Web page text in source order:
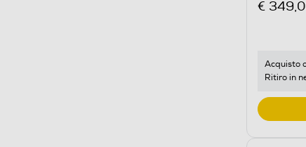
€
Acquisto
Ritiro in